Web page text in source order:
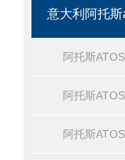
意大利阿托斯
阿托斯
阿托斯
阿托斯